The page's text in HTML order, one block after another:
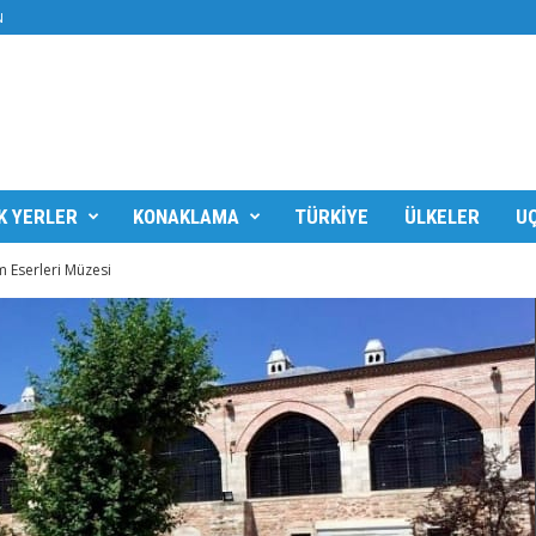
YERLER KONAKLAMA TÜRKIYE ÜLKELER
Eserleri Müzesi